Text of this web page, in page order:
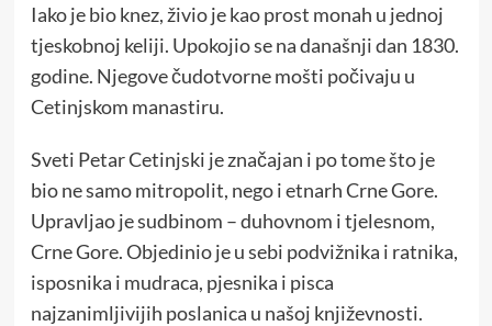
Iako je bio knez, živio je kao prost monah u jednoj
tjeskobnoj keliji. Upokojio se na današnji dan 1830.
godine. Njegove čudotvorne mošti počivaju u
Cetinjskom manastiru.
Sveti Petar Cetinjski je značajan i po tome što je
bio ne samo mitropolit, nego i etnarh Crne Gore.
Upravljao je sudbinom – duhovnom i tjelesnom,
Crne Gore. Objedinio je u sebi podvižnika i ratnika,
isposnika i mudraca, pjesnika i pisca
najzanimljivijih poslanica u našoj književnosti.